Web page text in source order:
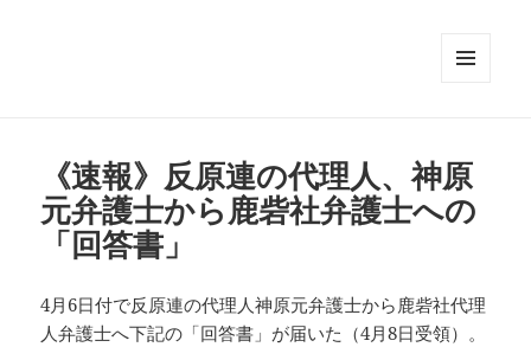
ット
《速報》反原連の代理人、神原
元弁護士から鹿砦社弁護士への
「回答書」
4月6日付で反原連の代理人神原元弁護士から鹿砦社代理
人弁護士へ下記の「回答書」が届いた（4月8日受領）。